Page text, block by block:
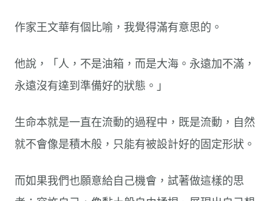
作家王文華有個比喻，我覺得滿有意思的。
他說，「人，不是油箱，而是大海。永遠加不滿，
永遠沒有達到準備好的狀態。」
生命本就是一直在流動的過程中，既是流動，自然
就不會像是積木般，只能有被設計好的固定形狀。
而如果我們也願意給自己機會，試著做這樣的思